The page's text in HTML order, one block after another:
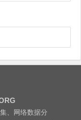
、网络数据分